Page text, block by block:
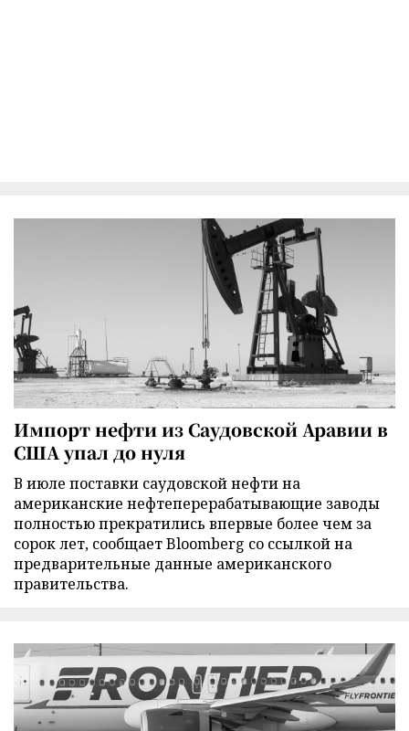
Импорт нефти из Саудовской Аравии в
США упал до нуля
В июле поставки саудовской нефти на
американские нефтеперерабатывающие заводы
полностью прекратились впервые более чем за
сорок лет, сообщает Bloomberg со ссылкой на
предварительные данные американского
правительства.